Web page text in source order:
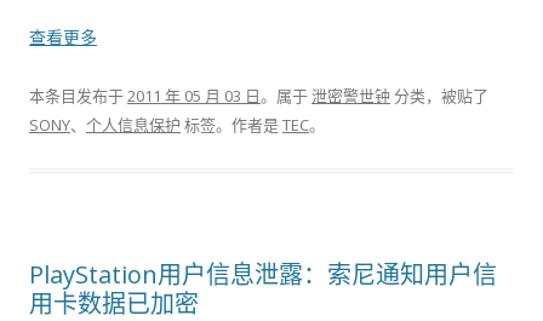
查看更多
本条目发布于2011 年 05 月 03 日。属于泄密警世钟 分类，被贴了
SONY、 个人信息保护 标签。 作者是TEC。
PlayStation用户信息泄露：索尼通知用户信
用卡数据已加密